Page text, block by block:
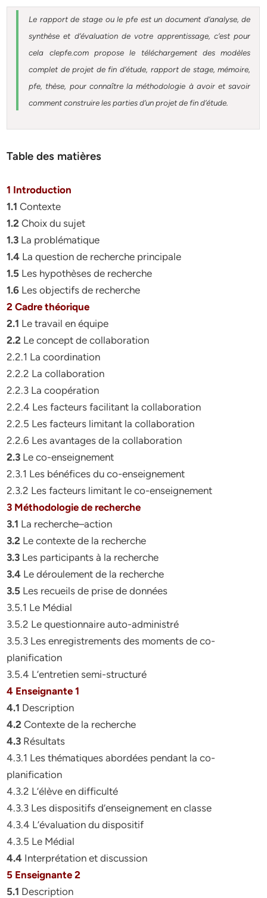
Le rapport de stage ou le pfe est un document d’analyse, de
synthèse et d’évaluation de votre apprentissage, c’est pour
cela clepfe.com propose le téléchargement des modèles
complet de projet de fin d’étude, rapport de stage, mémoire,
pfe, thèse, pour connaître la méthodologie à avoir et savoir
comment construire les parties d’un projet de fin d’étude.
Table des matières
1 Introduction
1.1 Contexte
1.2 Choix du sujet
1.3 La problématique
1.4 La question de recherche principale
1.5 Les hypothèses de recherche
1.6 Les objectifs de recherche
2 Cadre théorique
2.1 Le travail en équipe
2.2 Le concept de collaboration
2.2.1 La coordination
2.2.2 La collaboration
2.2.3 La coopération
2.2.4 Les facteurs facilitant la collaboration
2.2.5 Les facteurs limitant la collaboration
2.2.6 Les avantages de la collaboration
2.3 Le co-enseignement
2.3.1 Les bénéfices du co-enseignement
2.3.2 Les facteurs limitant le co-enseignement
3 Méthodologie de recherche
3.1 La recherche–action
3.2 Le contexte de la recherche
3.3 Les participants à la recherche
3.4 Le déroulement de la recherche
3.5 Les recueils de prise de données
3.5.1 Le Médial
3.5.2 Le questionnaire auto-administré
3.5.3 Les enregistrements des moments de co-
planification
3.5.4 L’entretien semi-structuré
4 Enseignante 1
4.1 Description
4.2 Contexte de la recherche
4.3 Résultats
4.3.1 Les thématiques abordées pendant la co-
planification
4.3.2 L’élève en difficulté
4.3.3 Les dispositifs d’enseignement en classe
4.3.4 L’évaluation du dispositif
4.3.5 Le Médial
4.4 Interprétation et discussion
5 Enseignante 2
5.1 Description